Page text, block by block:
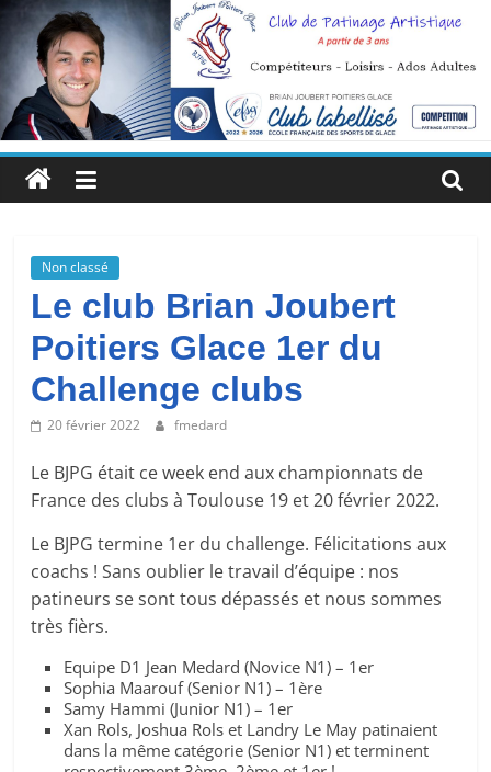
Passer
au
contenu
Brian
Poitiers
Glace
Un
enseignement
pour
tous
passionnés
de
patinage
artistique.
Non classé
Le club Brian Joubert
Poitiers Glace 1er du
Challenge clubs
20 février 2022 fmedard
Le BJPG était ce week end aux championnats de
France des clubs à Toulouse 19 et 20 février 2022.
Le BJPG termine 1er du challenge. Félicitations aux
coachs ! Sans oublier le travail d’équipe : nos
patineurs se sont tous dépassés et nous sommes
très fièrs.
Equipe D1 Jean Medard (Novice N1) – 1er
Sophia Maarouf (Senior N1) – 1ère
Samy Hammi (Junior N1) – 1er
Xan Rols, Joshua Rols et Landry Le May patinaient
dans la même catégorie (Senior N1) et terminent